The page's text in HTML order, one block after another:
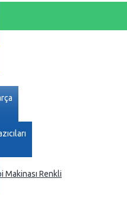
Renkli